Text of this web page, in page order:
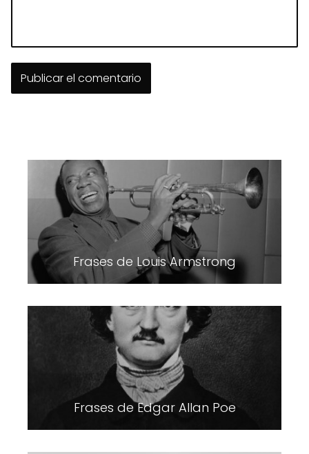
Frases de Louis Armstrong
Frases de Edgar Allan Poe